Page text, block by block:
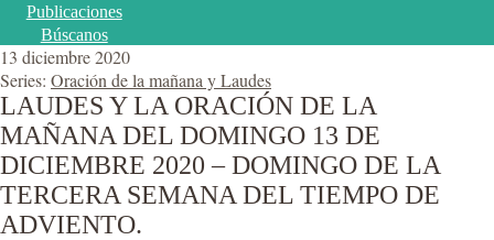
Publicaciones
Búscanos
13 diciembre 2020
Series: Oración de la mañana y Laudes
LAUDES Y LA ORACIÓN DE LA
MAÑANA DEL DOMINGO 13 DE
DICIEMBRE 2020 – DOMINGO DE LA
TERCERA SEMANA DEL TIEMPO DE
ADVIENTO.